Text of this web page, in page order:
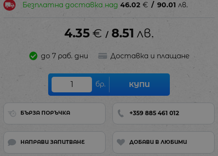
Безплатна доставка над 46.02 € / 90.01 лв.
4.35 € / 8.51 лв.
до 7 раб. дни Доставка и плащане
бр. КУПИ
БЪРЗА ПОРЪЧКА +359 885 461 012
НАПРАВИ ЗАПИТВАНЕ ДОБАВИ В ЛЮБИМИ